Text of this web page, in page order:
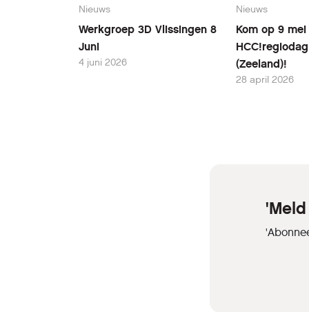
Nieuws
Werkgroep 3D Vlissingen 8
Juni
4 juni 2026
Nieuws
Kom op 9
(Zeeland)!
28 april 2026